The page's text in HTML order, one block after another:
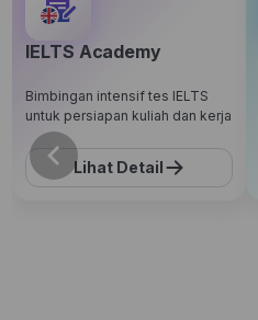
IELTS Academy
Bimbingan intensif tes IELTS
untuk persiapan kuliah dan kerja
Lihat Detail